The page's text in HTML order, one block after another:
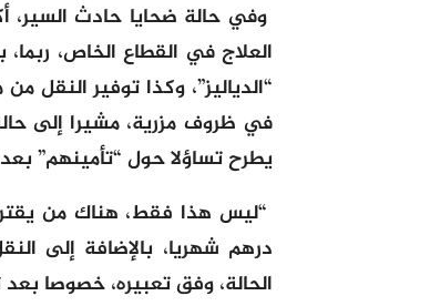
وفي حالة ضحايا حادث السير،
العلاج في القطاع الخاص،
“الدياليز”، وكذا توفير
في ظروف مزرية، مشيرا إلى
يطرح تساؤلا حول “تأمينهم”
“ليس هذا فقط، هناك من
درهم شهريا، بالإضافة إلى
الحالة، وفق تعبيره، خصوصا